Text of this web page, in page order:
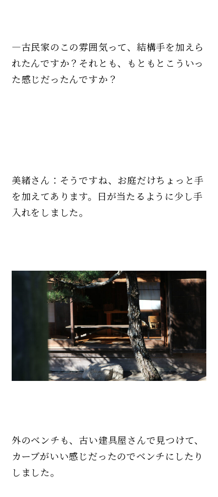
—古民家のこの雰囲気って、結構手を加えら
れたんですか？それとも、もともとこういっ
た感じだったんですか？
美緒さん：そうですね、お庭だけちょっと手
を加えてあります。日が当たるように少し手
入れをしました。
外のベンチも、古い建具屋さんで見つけて、
カーブがいい感じだったのでベンチにしたり
しました。